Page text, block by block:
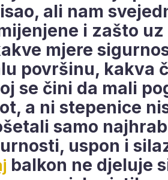
ali nam
i zašto
mjere
površinu, kakva
se čini da mali
a ni stepenice
samo
uspon i
balkon ne djeluje